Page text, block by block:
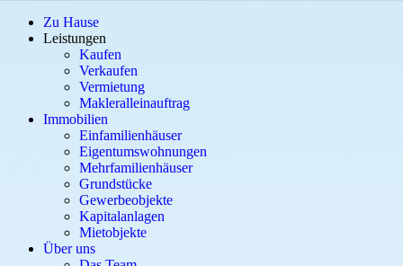
Zu Hause
Leistungen
Kaufen
Verkaufen
Vermietung
Makleralleinauftrag
Immobilien
Einfamilienhäuser
Eigentumswohnungen
Mehrfamilienhäuser
Grundstücke
Gewerbeobjekte
Kapitalanlagen
Mietobjekte
Über uns